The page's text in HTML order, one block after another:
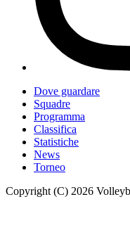
Dove guardare
Squadre
Programma
Classifica
Statistiche
News
Torneo
Copyright (C) 2026